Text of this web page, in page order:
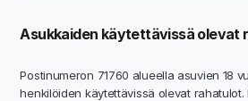
Asukkaiden käytettävissä olevat
Postinumeron 71760 alueella asuvien 18
henkilöiden käytettävissä olevat rahatulot.